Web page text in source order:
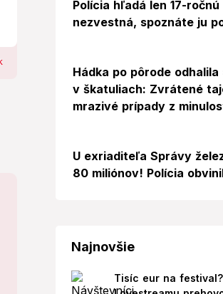
Polícia hľadá len 17-
nezvestná, spoznáte ju
Hádka po pôrode
v škatuliach: Zvrátené
mrazivé prípady z
U exriaditeľa Správy
80 miliónov! Polícia
Najnovšie
Tisíc eur na